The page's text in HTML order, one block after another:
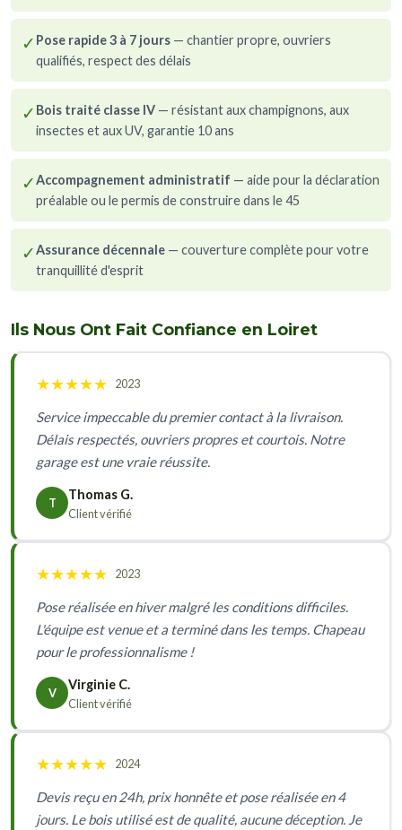
✓ Pose rapide 3 à 7 jours — chantier propre, ouvriers
qualifiés, respect des délais
✓ Bois traité classe IV — résistant aux champignons, aux
insectes et aux UV, garantie 10 ans
✓Accompagnement administratif — aide pour la déclaration
préalable ou le permis de construire dans le 45
✓Assurance décennale — couverture complète pour votre
tranquillité d'esprit
Ils Nous Ont Fait Confiance en Loiret
★★★★★ 2023
Service impeccable du premier contact à la livraison.
Délais respectés, ouvriers propres et courtois. Notre
garage est une vraie réussite.
T
Thomas G.
Client vérifié
★★★★★ 2023
Pose réalisée en hiver malgré les conditions difficiles.
L'équipe est venue et a terminé dans les temps. Chapeau
pour le professionnalisme !
V
Virginie C.
Client vérifié
★★★★★ 2024
Devis reçu en 24h, prix honnête et pose réalisée en 4
jours. Le bois utilisé est de qualité, aucune déception. Je